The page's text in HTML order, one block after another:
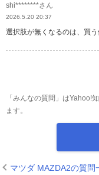
shi********さん
2026.5.20 20:37
選択肢が無くなるのは、買
「みんなの質問」はYahoo!
ます。
マツダ MAZDA2の質問